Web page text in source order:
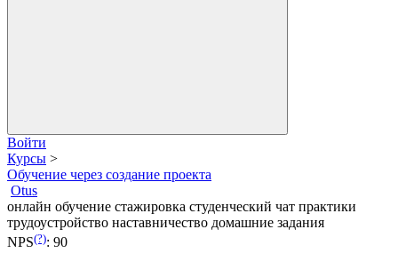
Войти
Курсы >
Обучение через создание проекта
Otus
онлайн обучение стажировка студенческий чат практики
трудоустройство наставничество домашние задания
NPS(?): 90